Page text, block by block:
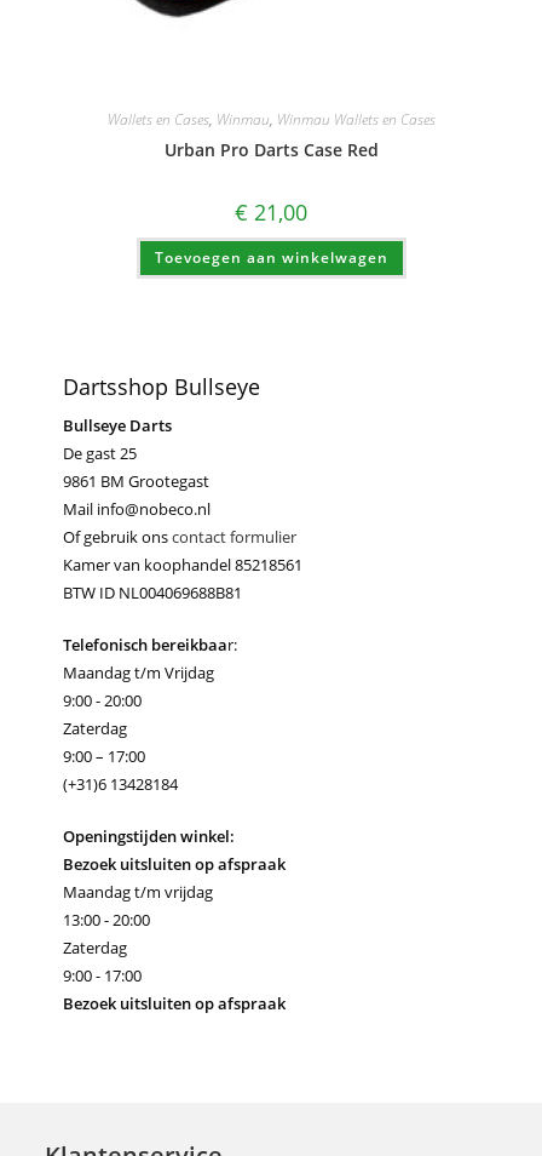
Wallets en Cases, Winmau, Winmau Wallets en Cases
Urban Pro Darts Case Red
€ 21,00
Toevoegen aan winkelwagen
Dartsshop Bullseye
Bullseye Darts
De gast 25
9861 BM Grootegast
Mail info@nobeco.nl
Of gebruik onscontact formulier
Kamer van koophandel 85218561
BTW ID NL004069688B81
Telefonisch bereikbaar:
Maandag t/m Vrijdag
9:00 - 20:00
Zaterdag
9:00 – 17:00
(+31)6 13428184
Openingstijden winkel:
Bezoek uitsluiten op afspraak
Maandag t/m vrijdag
13:00 - 20:00
Zaterdag
9:00 - 17:00
Bezoek uitsluiten op afspraak